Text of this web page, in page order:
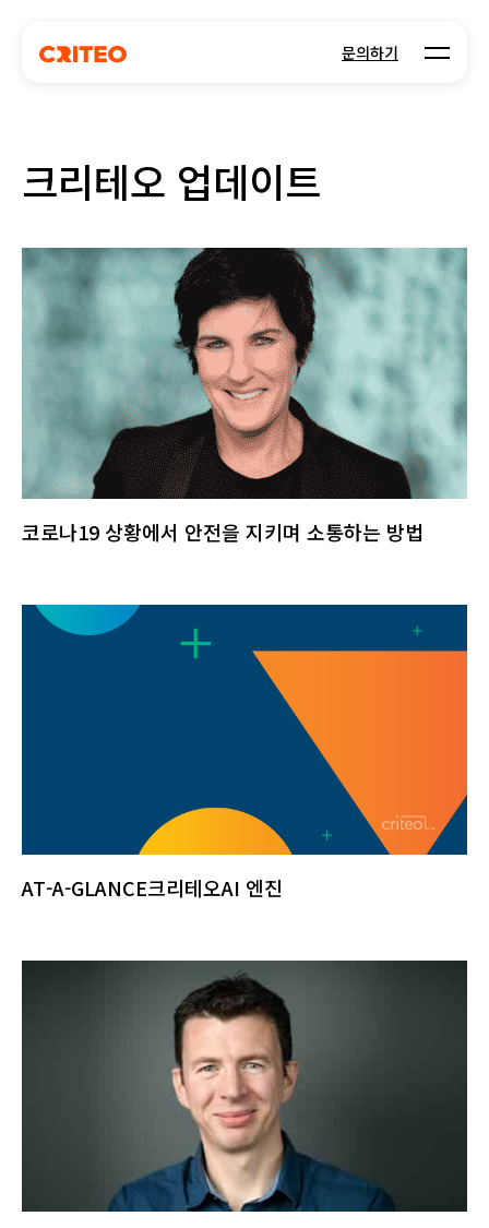
문의하기 Open
크리테오 업데이트
코로나19 상황에서 안전을 지키며 소통하는 방법
AT-A-GLANCE크리테오AI 엔진